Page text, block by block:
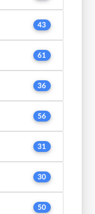
43
61
36
56
31
30
50